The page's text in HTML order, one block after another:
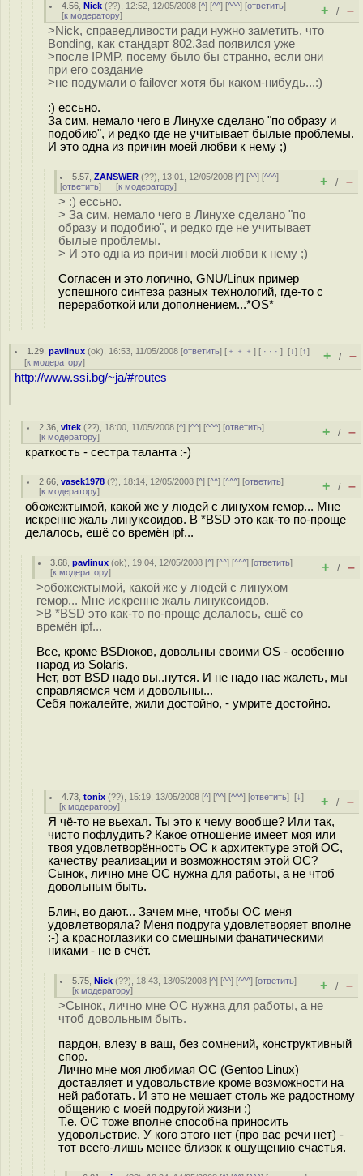
4.56 ,Nick (??), 12:52, 12/05/2008 [^] [^^] [^^^] [ответить]
[к модератору] + / –
>Nick, справедливости ради нужно заметить, что
Bonding, как стандарт 802.3ad появился уже
>после IPMP, посему было бы странно, если они
при его создание
>не подумали о failover хотя бы каком-нибудь...:)
:) ессьно.
За сим, немало чего в Линухе сделано "по образу и
подобию", и редко где не учитывает былые проблемы.
И это одна из причин моей любви к нему ;)
5.57 ,ZANSWER (??), 13:01, 12/05/2008 [^] [^^] [^^^]
[ответить] [к модератору] + / –
> :) ессьно.
> За сим, немало чего в Линухе сделано "по
образу и подобию", и редко где не учитывает
былые проблемы.
> И это одна из причин моей любви к нему ;)
Согласен и это логично, GNU/Linux пример
успешного синтеза разных технологий, где-то с
переработкой или дополнением...*OS*
1.29 ,pavlinux (ok), 16:53, 11/05/2008 [ответить] [ ﹢﹢﹢] [ · · ·][↓] [↑]
[к модератору] + / –
http://www.ssi.bg/~ja/#routes
2.36 ,vitek (??), 18:00, 11/05/2008 [^] [^^] [^^^] [ответить]
[к модератору] + / –
краткость - сестра таланта :-)
2.66 ,vasek1978 (?), 18:14, 12/05/2008 [^] [^^] [^^^] [ответить]
[к модератору] + / –
обожежтымой, какой же у людей с линухом гемор... Мне
искренне жаль линуксоидов. В *BSD это как-то по-проще
делалось, ешё со времён ipf...
3.68 ,pavlinux (ok), 19:04, 12/05/2008 [^] [^^] [^^^] [ответить]
[к модератору] + / –
>обожежтымой, какой же у людей с линухом
гемор... Мне искренне жаль линуксоидов.
>В *BSD это как-то по-проще делалось, ешё со
времён ipf...
Все, кроме BSDюков, довольны своими OS - особенно
народ из Solaris.
Нет, вот BSD надо вы..нутся. И не надо нас жалеть, мы
справляемся чем и довольны...
Себя пожалейте, жили достойно, - умрите достойно.
4.73 ,tonix (??), 15:19, 13/05/2008 [^] [^^] [^^^] [ответить][↓]
[к модератору] + / –
Я чё-то не вьехал. Ты это к чему вообще? Или так,
чисто пофлудить? Какое отношение имеет моя или
твоя удовлетворённость ОС к архитектуре этой ОС,
качеству реализации и возможностям этой ОС?
Сынок, лично мне ОС нужна для работы, а не чтоб
довольным быть.
Блин, во дают... Зачем мне, чтобы ОС меня
удовлетворяла? Меня подруга удовлетворяет вполне
:-) а красноглазики со смешными фанатическими
никами - не в счёт.
5.75 ,Nick (??), 18:43, 13/05/2008 [^] [^^] [^^^] [ответить]
[к модератору] + / –
>Сынок, лично мне ОС нужна для работы, а не
чтоб довольным быть.
пардон, влезу в ваш, без сомнений, конструктивный
спор.
Лично мне моя любимая ОС (Gentoo Linux)
доставляет и удовольствие кроме возможности на
ней работать. И это не мешает столь же радостному
общению с моей подругой жизни ;)
Т.е. ОС тоже вполне способна приносить
удовольствие. У кого этого нет (про вас речи нет) -
тот всего-лишь менее близок к ощущению счастья.